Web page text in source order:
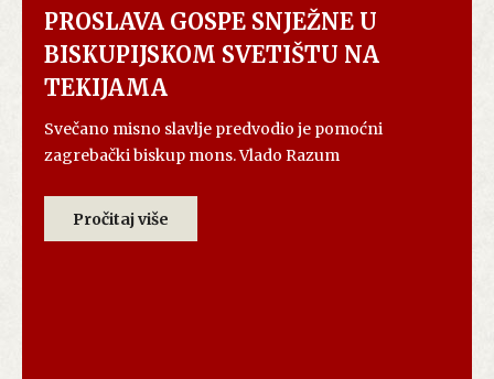
PROSLAVA GOSPE SNJEŽNE U
BISKUPIJSKOM SVETIŠTU NA
TEKIJAMA
Svečano misno slavlje predvodio je pomoćni
zagrebački biskup mons. Vlado Razum
Pročitaj više